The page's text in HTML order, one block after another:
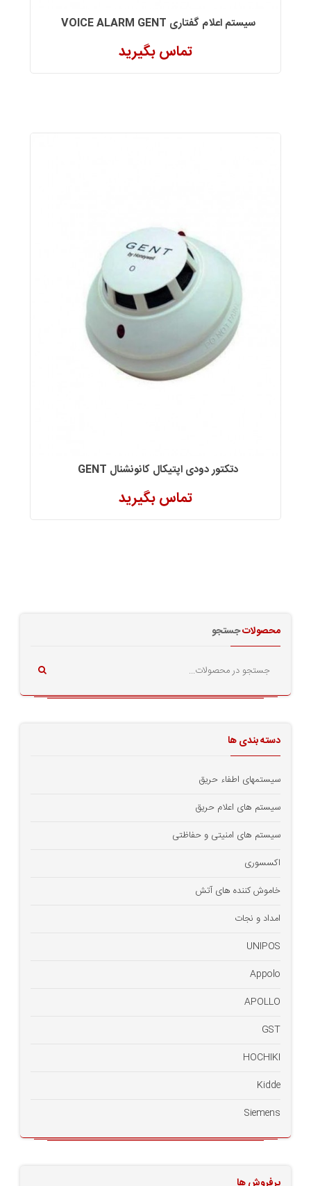
سیستم اعلام گفتاری VOICE ALARM GENT
تماس بگیرید
دتکتور دودی اپتیکال کانونشنال GENT
تماس بگیرید
محصولاتجستجو
دسته بندی ها
سیستمهای اطفاء حریق
سیستم های اعلام حریق
سیستم های امنیتی و حفاظتی
اکسسوری
خاموش کننده های آتش
امداد و نجات
UNIPOS
Appolo
APOLLO
GST
HOCHIKI
Kidde
Siemens